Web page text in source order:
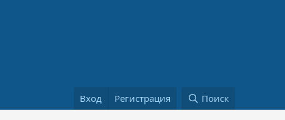
Вход Регистрация Поиск